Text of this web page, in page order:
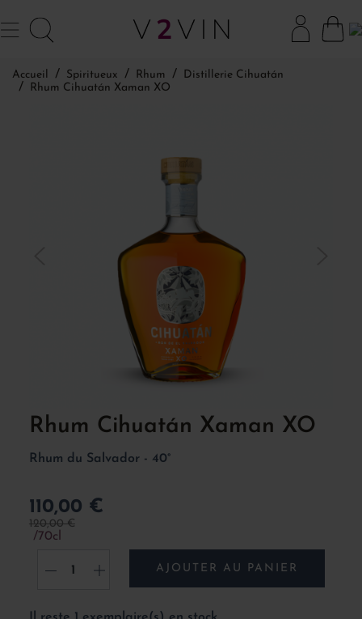
Accueil Spiritueux Rhum
Distillerie Cihuatán
Rhum Cihuatán Xaman XO
Rhum Cihuatán Xaman XO
Rhum du Salvador - 40°
110,00 €
120,00 €
70cl
- + AJOUTER AU PANIER